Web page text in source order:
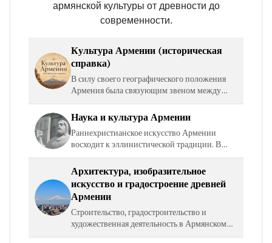
армянской культуры от древности до
современности.
Культура Армении (историческая
справка)
В силу своего географического положения
Армения была связующим звеном между
Европой и Азией (Западом и Востоком). В
связи с этим национальная культура Армении
формировалась под…
Наука и культура Армении
Раннехристианское искусство Армении
восходит к эллинистической традиции. В
ранний эллинистический период (IV-I вв. до
н.э.) объединение армянских территорий,
рост ремесел и…
Архитектура, изобразительное
искусство и градостроение древней
Армении
Строительство, градостроительство и
художественная деятельность в Армянском
нагорье восходят к эпохе неолита. В период с